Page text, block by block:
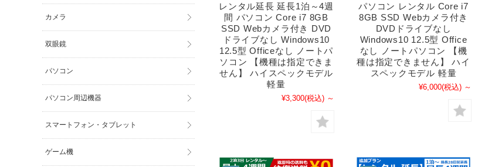
レンタル延長 延長1泊～4週
間 パソコン Core i7 8GB
SSD Webカメラ付き DVD
ドライブなし Windows10
12.5型 Officeなし ノートパ
ソコン 【機種は指定できま
せん】 ハイスペックモデル
軽量
¥3,300(税込) ～
パソコン レンタル Core i7
8GB SSD Webカメラ付き
DVDドライブなし
Windows10 12.5型 Office
なし ノートパソコン 【機
種は指定できません】 ハイ
スペックモデル 軽量
¥6,000(税込) ～
カメラ
双眼鏡
パソコン
パソコン周辺機器
スマートフォン・タブレット
ゲーム機